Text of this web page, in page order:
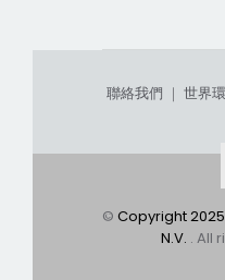
聯絡我們 ｜ 世界
© Copyright
N.V. . All